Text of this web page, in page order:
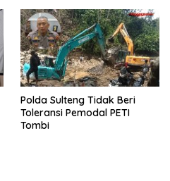
Polda Sulteng Tidak Beri
Toleransi Pemodal PETI
Tombi